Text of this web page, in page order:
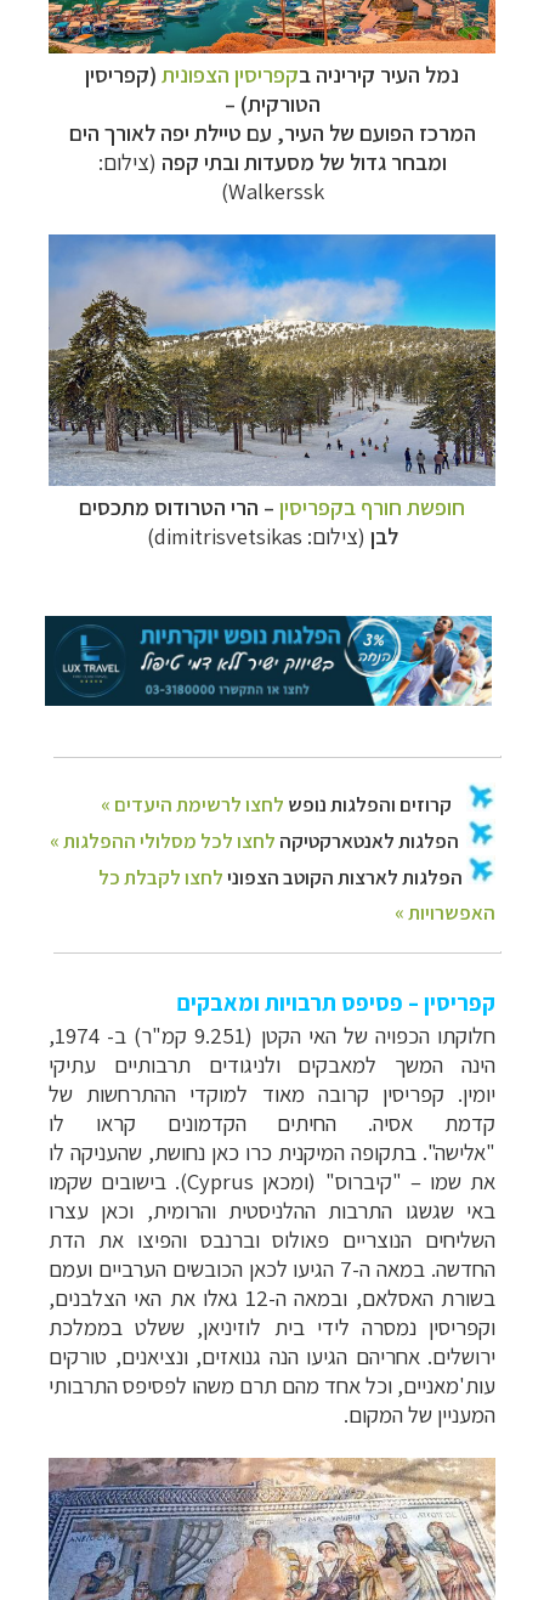
נמל העיר קיריניה בקפריסין הצפונית (קפריסין
הטורקית) –
המרכז הפועם של העיר, עם טיילת יפה לאורך הים
ומבחר גדול של מסעדות ובתי קפה (צילום:
Walkerssk)
חופשת חורף בקפריסין – הרי הטרודוס מתכסים
לבן (צילום: dimitrisvetsikas)
הפלגות לארצות הקוטב הצפונילחצו לקבלת כל
האפשרויות »
קפריסין – פסיפס תרבויות ומאבקים
חלוקתו הכפויה של האי הקטן (9.251 קמ"ר) ב- 1974,
הינה המשך למאבקים ולניגודים תרבותיים עתיקי
יומין. קפריסין קרובה מאוד למוקדי ההתרחשות של
קדמת אסיה. החיתים הקדמונים קראו לו
"אלישה". בתקופה המיקנית כרו כאן נחושת, שהעניקה לו
את שמו – "קיברוס" (ומכאן Cyprus). בישובים שקמו
באי שגשגו התרבות ההלניסטית והרומית, וכאן עצרו
השליחים הנוצריים פאולוס וברנבס והפיצו את הדת
החדשה. במאה ה-7 הגיעו לכאן הכובשים הערביים ועמם
בשורת האסלאם, ובמאה ה-12 גאלו את האי הצלבנים,
וקפריסין נמסרה לידי בית לוזיניאן, ששלט בממלכת
ירושלים. אחריהם הגיעו הנה גנואזים, ונציאנים, טורקים
עות'מאניים, וכל אחד מהם תרם משהו לפסיפס התרבותי
המעניין של המקום.